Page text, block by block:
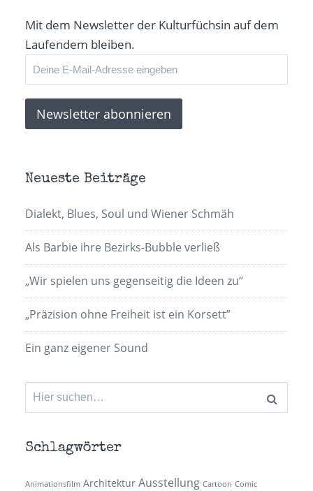
Mit dem Newsletter der Kulturfüchsin auf dem
Laufendem bleiben.
Neueste Beiträge
Dialekt, Blues, Soul und Wiener Schmäh
Als Barbie ihre Bezirks-Bubble verließ
„Wir spielen uns gegenseitig die Ideen zu“
„Präzision ohne Freiheit ist ein Korsett”
Ein ganz eigener Sound
Suchen
nach:
Schlagwörter
Animationsfilm Architektur Ausstellung Cartoon Comic